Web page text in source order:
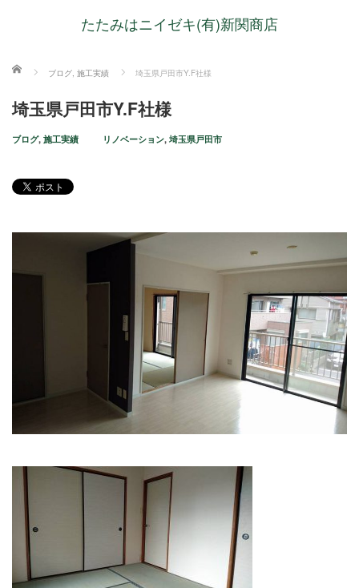
たたみはニイゼキ(有)新関商店
ホーム ブログ, 施工実績 埼玉県戸田市Y.F社様
埼玉県戸田市Y.F社様
ブログ, 施工実績 リノベーション, 埼玉県戸田市